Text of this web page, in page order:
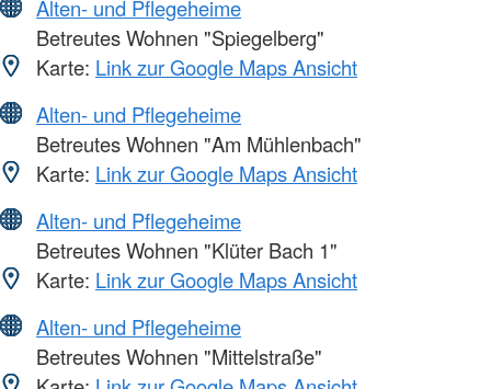
Alten- und Pflegeheime
Betreutes Wohnen "Spiegelberg"
Karte: Link zur Google Maps Ansicht
Alten- und Pflegeheime
Betreutes Wohnen "Am Mühlenbach"
Karte: Link zur Google Maps Ansicht
Alten- und Pflegeheime
Betreutes Wohnen "Klüter Bach 1"
Karte: Link zur Google Maps Ansicht
Alten- und Pflegeheime
Betreutes Wohnen "Mittelstraße"